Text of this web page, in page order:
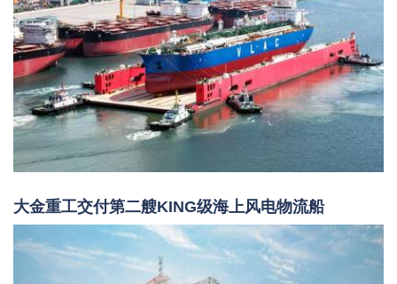
大金重工交付第二艘KING级海上风电物流船